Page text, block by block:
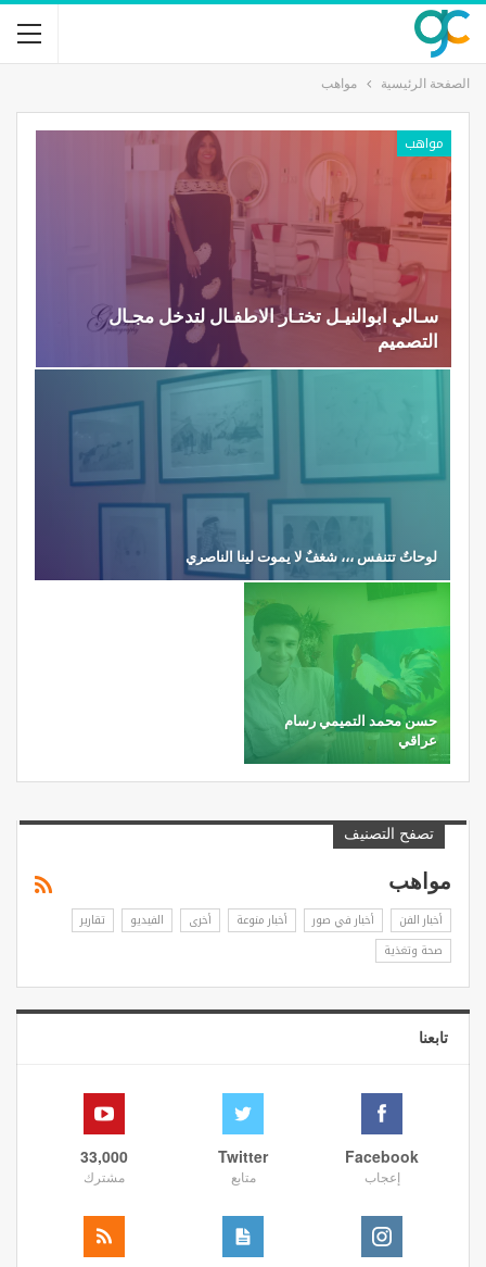
الصفحة الرئيسية مواهب
مواهب
سـالي ابوالنيـل تختـار الاطفـال لتدخل مجـال
التصميم
لوحاتٌ تتنفس ،،، شغفٌ لا يموت لينا الناصري
حسن محمد التميمي رسام
عراقي
تصفح التصنيف
مواهب
أخبار الفن أخبار في صور أخبار منوعة أخرى الفيديو
تقارير
صحة وتغذية
تابعنا
Facebook
إعجاب
Twitter
متابع
33,000
مشترك